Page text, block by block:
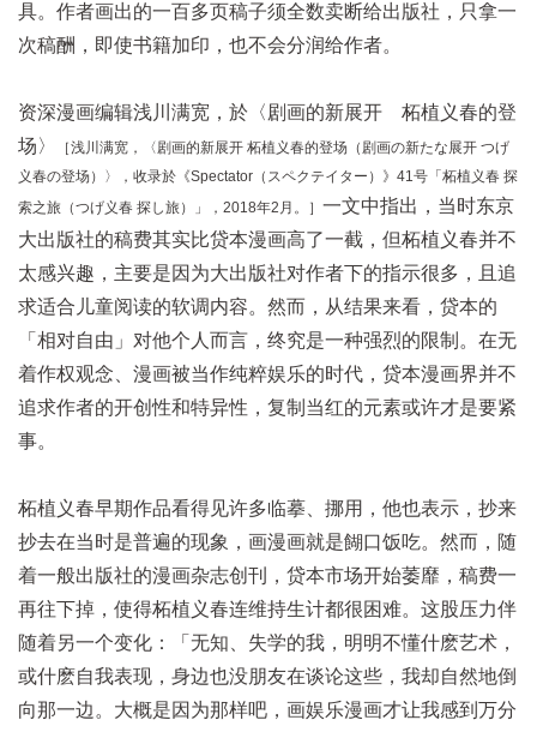
具。作者画出的一百多页稿子须全数卖断给出版社，只拿一
次稿酬，即使书籍加印，也不会分润给作者。
资深漫画编辑浅川满宽，於〈剧画的新展开 柘植义春的登
场〉
［浅川满宽，〈剧画的新展开 柘植义春的登场（剧画の新たな展开 つげ
义春の登场）〉，收录於《Spectator（スペクテイター）》41号「柘植义春 探
索之旅（つげ义春 探し旅）」，2018年2月。］ 一文中指出，当时东京
大出版社的稿费其实比贷本漫画高了一截，但柘植义春并不
太感兴趣，主要是因为大出版社对作者下的指示很多，且追
求适合儿童阅读的软调内容。然而，从结果来看，贷本的
「相对自由」对他个人而言，终究是一种强烈的限制。在无
着作权观念、漫画被当作纯粹娱乐的时代，贷本漫画界并不
追求作者的开创性和特异性，复制当红的元素或许才是要紧
事。
柘植义春早期作品看得见许多临摹、挪用，他也表示，抄来
抄去在当时是普遍的现象，画漫画就是餬口饭吃。然而，随
着一般出版社的漫画杂志创刊，贷本市场开始萎靡，稿费一
再往下掉，使得柘植义春连维持生计都很困难。这股压力伴
随着另一个变化：「无知、失学的我，明明不懂什麽艺术，
或什麽自我表现，身边也没朋友在谈论这些，我却自然地倒
向那一边。大概是因为那样吧，画娱乐漫画才让我感到万分